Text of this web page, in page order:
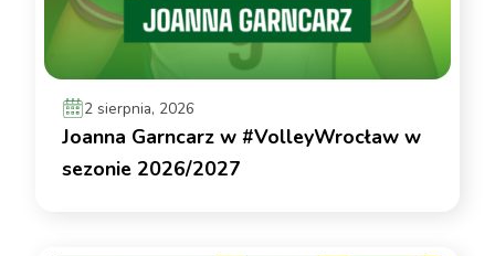
2 sierpnia, 2026
Joanna Garncarz w #VolleyWrocław w
sezonie 2026/2027